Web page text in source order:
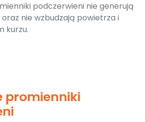
podczerwieni nie generują
oraz nie wzbudzają powietrza i
kurzu.
promienniki